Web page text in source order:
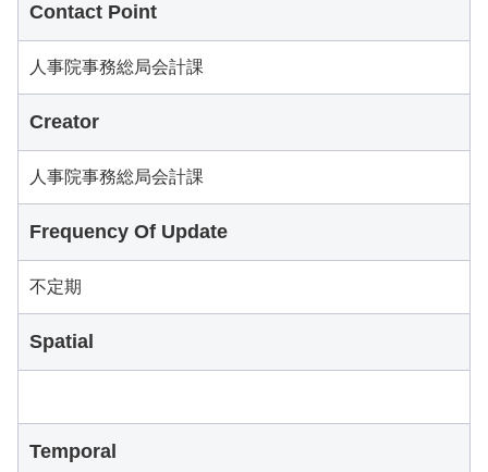
Contact Point
人事院事務総局会計課
Creator
人事院事務総局会計課
Frequency Of Update
不定期
Spatial
Temporal